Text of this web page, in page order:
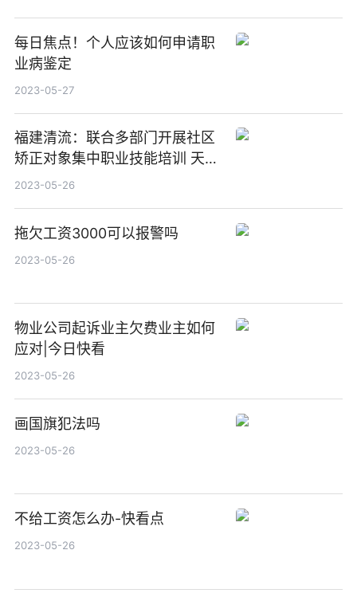
每日焦点！个人应该如何申请职
业病鉴定
2023-05-27
福建清流：联合多部门开展社区
矫正对象集中职业技能培训 天天
观速讯
2023-05-26
拖欠工资3000可以报警吗
2023-05-26
物业公司起诉业主欠费业主如何
应对|今日快看
2023-05-26
画国旗犯法吗
2023-05-26
不给工资怎么办-快看点
2023-05-26